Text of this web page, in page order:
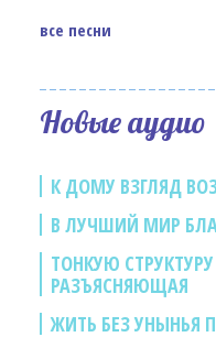
все песни
Новые аудио
К ДОМУ ВЗГЛЯД
В ЛУЧШИЙ МИР
ТОНКУЮ
РАЗЪЯСНЯЮЩАЯ
ЖИТЬ БЕЗ УНЫНЬЯ